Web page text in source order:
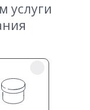
услуги